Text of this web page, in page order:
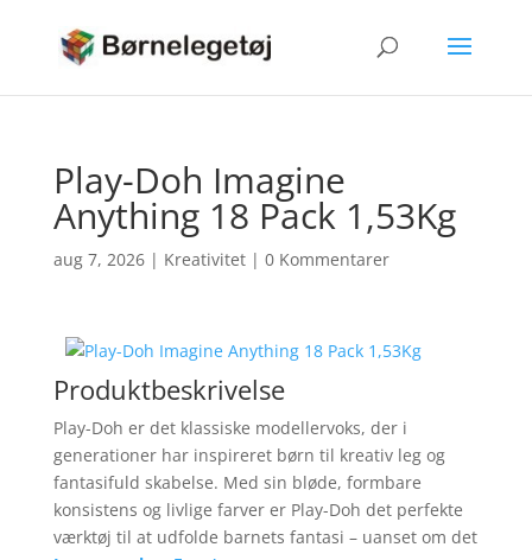
Play-Doh Imagine
Anything 18 Pack 1,53Kg
aug 7, 2026| Kreativitet| 0 Kommentarer
Produktbeskrivelse
Play-Doh er det klassiske modellervoks, der i
generationer har inspireret børn til kreativ leg og
fantasifuld skabelse. Med sin bløde, formbare
konsistens og livlige farver er Play-Doh det perfekte
værktøj til at udfolde barnets fantasi – uanset om det